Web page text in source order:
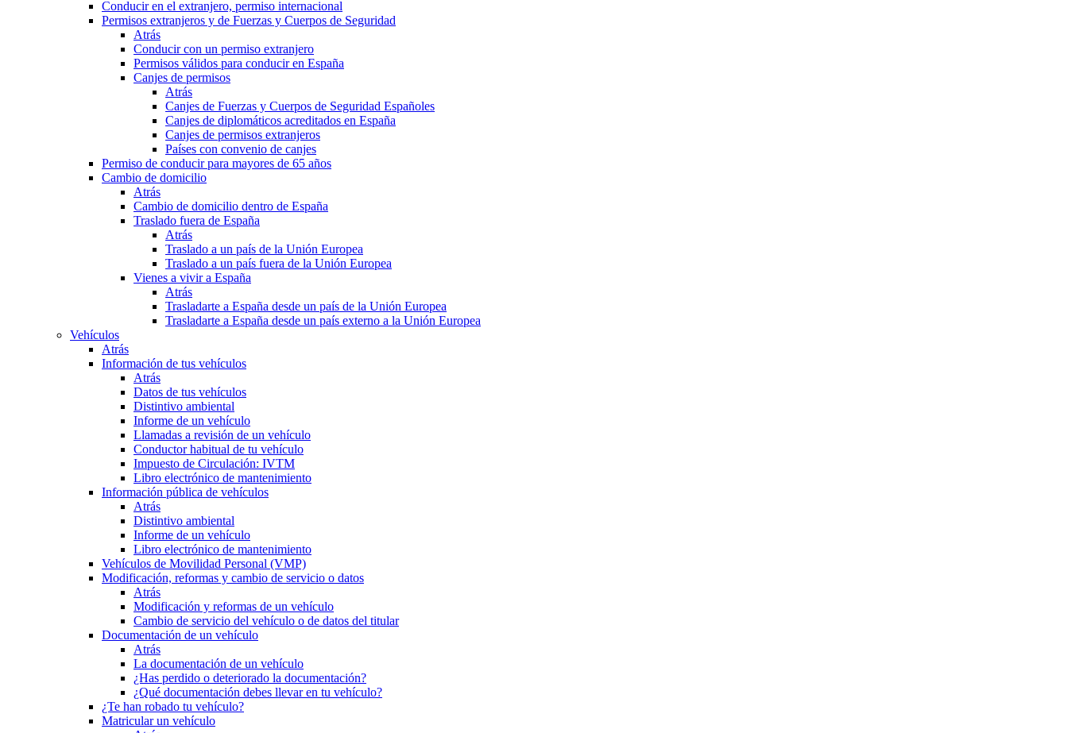
Conducir en el extranjero, permiso internacional
Permisos extranjeros y de Fuerzas y Cuerpos de Seguridad
Atrás
Conducir con un permiso extranjero
Permisos válidos para conducir en España
Canjes de permisos
Atrás
Canjes de Fuerzas y Cuerpos de Seguridad Españoles
Canjes de diplomáticos acreditados en España
Canjes de permisos extranjeros
Países con convenio de canjes
Permiso de conducir para mayores de 65 años
Cambio de domicilio
Atrás
Cambio de domicilio dentro de España
Traslado fuera de España
Atrás
Traslado a un país de la Unión Europea
Traslado a un país fuera de la Unión Europea
Vienes a vivir a España
Atrás
Trasladarte a España desde un país de la Unión Europea
Trasladarte a España desde un país externo a la Unión Europea
Vehículos
Atrás
Información de tus vehículos
Atrás
Datos de tus vehículos
Distintivo ambiental
Informe de un vehículo
Llamadas a revisión de un vehículo
Conductor habitual de tu vehículo
Impuesto de Circulación: IVTM
Libro electrónico de mantenimiento
Información pública de vehículos
Atrás
Distintivo ambiental
Informe de un vehículo
Libro electrónico de mantenimiento
Vehículos de Movilidad Personal (VMP)
Modificación, reformas y cambio de servicio o datos
Atrás
Modificación y reformas de un vehículo
Cambio de servicio del vehículo o de datos del titular
Documentación de un vehículo
Atrás
La documentación de un vehículo
¿Has perdido o deteriorado la documentación?
¿Qué documentación debes llevar en tu vehículo?
¿Te han robado tu vehículo?
Matricular un vehículo